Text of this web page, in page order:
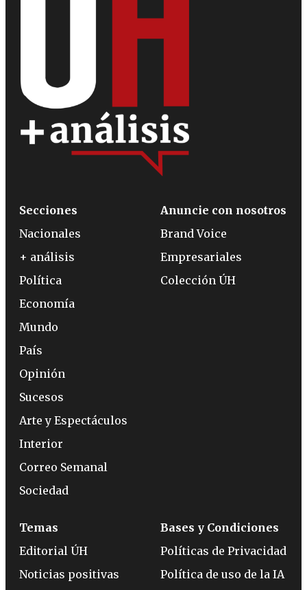
Secciones
Nacionales
+ análisis
Política
Economía
Mundo
País
Opinión
Sucesos
Arte y Espectáculos
Interior
Correo Semanal
Sociedad
Anuncie con nosotros
Brand Voice
Empresariales
Colección ÚH
Temas
Editorial ÚH
Noticias positivas
Bases y Condiciones
Políticas de Privacidad
Política de uso de la IA